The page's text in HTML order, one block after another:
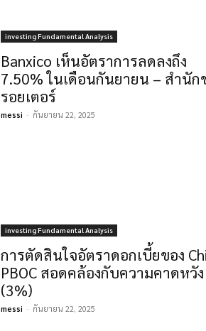
investing Fundamental Analysis
Banxico เห็นอัตราการลดลงถึง
7.50% ในเดือนกันยายน – สำนัก
รอยเตอร์
messi - กันยายน 22, 2025
investing Fundamental Analysis
การตัดสินใจอัตราดอกเบี้ยของ
PBOC สอดคล้องกับความคาดหวัง
(3%)
messi - กันยายน 22, 2025